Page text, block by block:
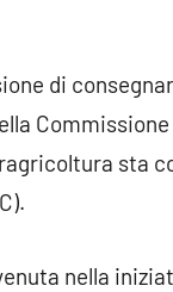
di
sta
nella